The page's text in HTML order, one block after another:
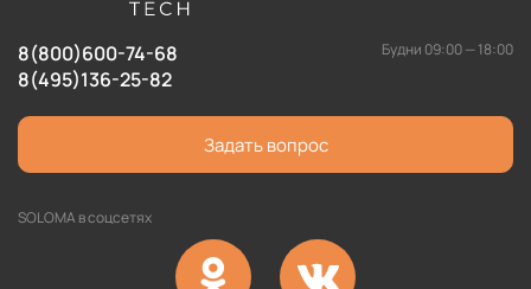
8(800)600-74-68
8(495)136-25-82
Будни 09:00 — 18:00
Задать вопрос
SOLOMA в соцсетях